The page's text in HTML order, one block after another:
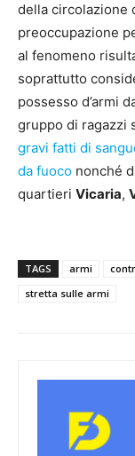
della circolazione
preoccupazione
al fenomeno
soprattutto
possesso d’armi
gruppo di ragazzi
gravi fatti di
da fuoco nonché
quartieri Vicaria,
TAGS armi
stretta sulle armi